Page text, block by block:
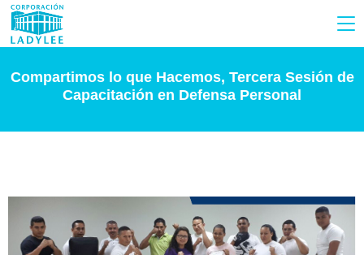
Compartimos lo que Hacemos, Tercera Sesión de
Capacitación en Defensa Personal